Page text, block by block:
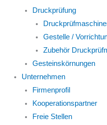
Druckprüfung
Gestelle /
Zubehör
Gesteinskörnungen
Unternehmen
Firmenprofil
Kooperationspartner
Freie Stellen